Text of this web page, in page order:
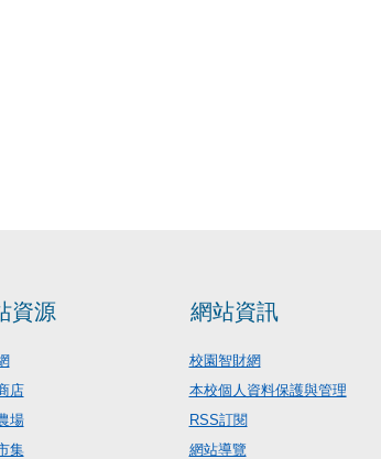
資源
店
場
集
網站資訊
校園智財網
本校個人資料保護與管理
RSS訂閱
網站導覽